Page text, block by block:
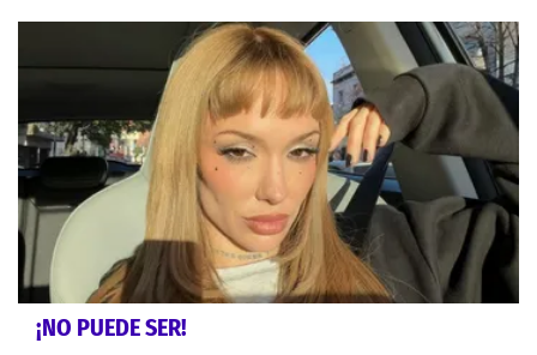
¡NO PUEDE SER!